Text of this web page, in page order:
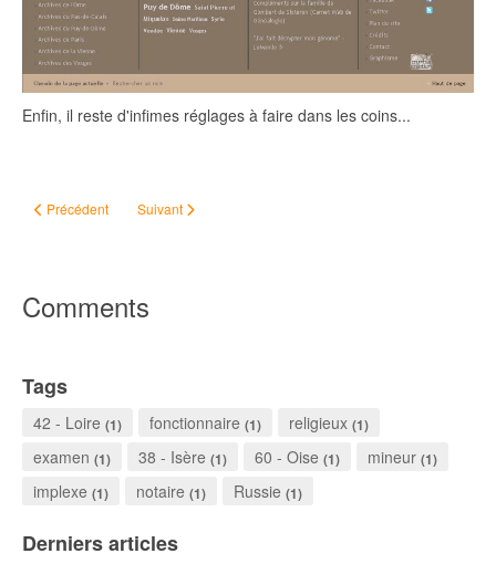
Enfin, il reste d'infimes réglages à faire dans les coins...
Article précédent : Découvrez le Généafil !
Précédent Article suivant : Twitter et la généalogie
Suivant
Comments
Tags
42 - Loire (1) fonctionnaire (1) religieux (1)
examen (1) 38 - Isère (1) 60 - Oise (1) mineur (1)
implexe (1) notaire (1) Russie (1)
Derniers articles